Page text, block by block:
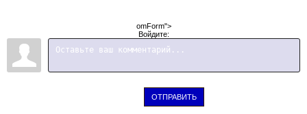
omForm">
Войдите:
ОТПРАВИТЬ